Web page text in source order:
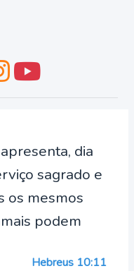
dia
sagrado e
os mesmos
podem
Hebreus 10:11